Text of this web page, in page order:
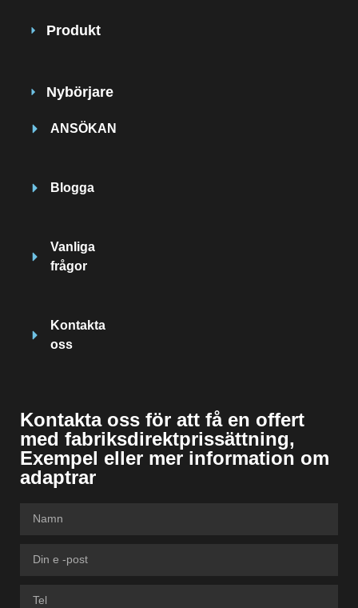
Produkt
Nybörjare
ANSÖKAN
Blogga
Vanliga
frågor
Kontakta
oss
Kontakta oss för att få en offert
med fabriksdirektprissättning,
Exempel eller mer information om
adaptrar